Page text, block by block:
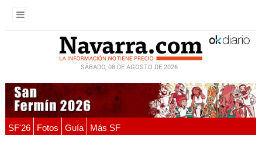
SÁBADO, 08 DE AGOSTO DE 2026
SF'26 Fotos Guía Más SF